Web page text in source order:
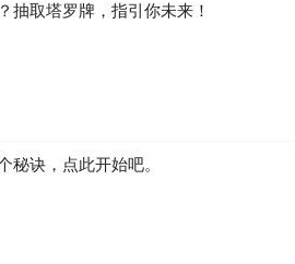
抽取塔罗牌，指引你未来！
秘诀，点此开始吧。